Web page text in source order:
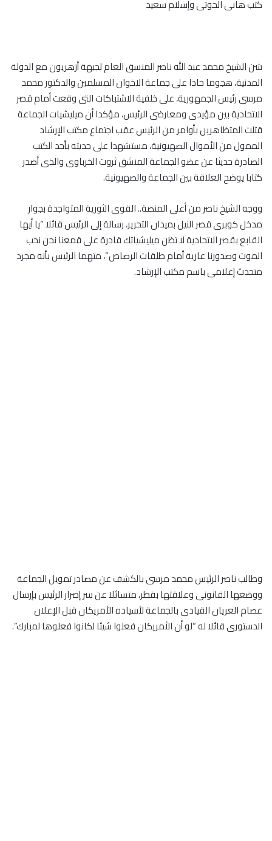
كتب هانى الحوتى وإسلام سعيد
شن الشيخ محمد عبد الله ناصر المنسق العام لجبهة أزهريون مع الدولة
المدنية، هجوما حادا على جماعة الاخوان المسلمين والدكتور محمد
مرسى رئيس الجمهورية، على خلفية الاشتباكات التى وقعت أمام قصر
الاتحادية بين مؤيدى ومعارضى الرئيس، مؤكدا أن ميليشيات الجماعة
قتلت المتظاهرين بأوامر من الرئيس عقب اجتماع مكتب الإرشاد
الممول من الأموال الصهيونية، مستشهدا على حديثه بأحد الكتب
الصادرة حديثا عن عضو الجماعة المنشق ثروت الخرباوى والذى أصدر
كتابا يوضح العلاقة بين الجماعة والصهيونية.
ووجه الشيخ ناصر من أعلى المنصة.. القوى الثورية المتواجدة بجوار
مدخل كوبرى قصر النيل بميدان التحرير، رسالة إلى الرئيس قائلا “يا أيها
القابع بقصر الاتحادية لا تظن ميليشياتك قادرة على قمعنا نحن نحب
الموت وصدورنا عارية أمام طلقات الرصاص”، متهما الرئيس بأنه مجرد
متحدث إعلامى باسم مكتب الإرشاد.
وطالب ناصر الرئيس محمد مرسى بالكشف عن مصادر تمويل الجماعة
ووضعها القانونى وعلاقتها بقطر، متسائلا عن سر إصرار الرئيس بإرسال
عصام العريان القيادى بالجماعة لأسياده الأمريكان قبل الإعلان
الدستورى قائلا له “لو أن الأمريكان فعلوا شيئا لكانوا فعلوها لمبارك”.